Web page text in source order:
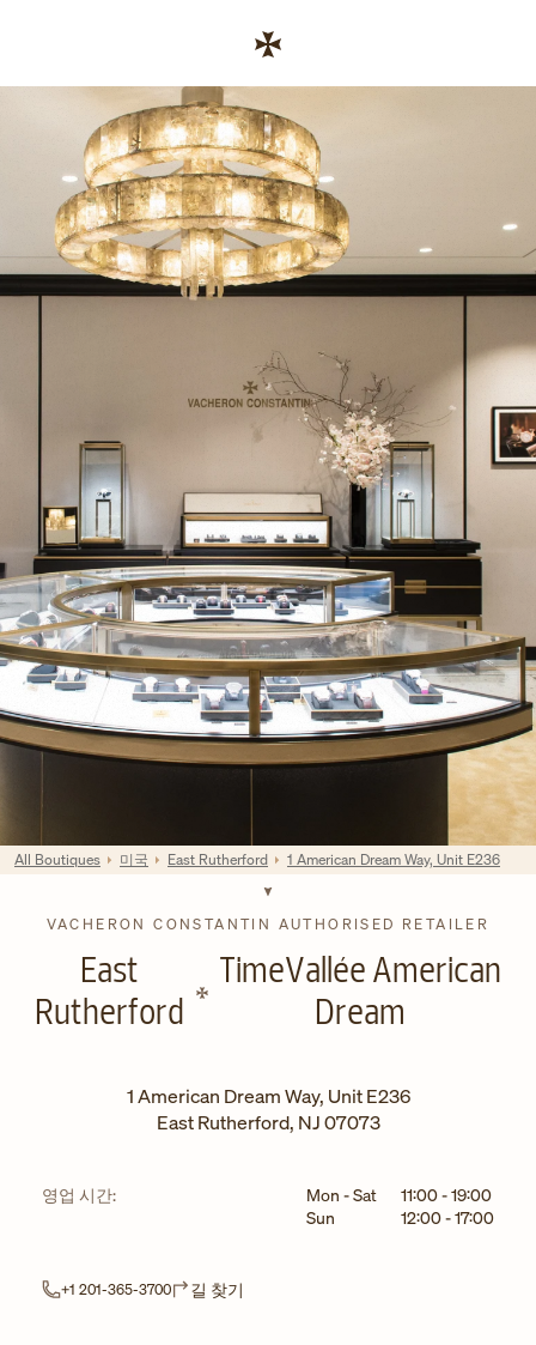
Return to Nav
VACHERON CONSTANTIN AUTHORISED RETAILER
East
Rutherford
TimeVallée American
Dream
1 American Dream Way, Unit E236
East Rutherford, NJ07073
영업 시간: 요일 시간
Mon - Sat 11:00-19:00
Sun
12:00-17:00
+1 201-365-3700 길 찾기
All Boutiques 미국 East Rutherford 1 American Dream Way, Unit E236